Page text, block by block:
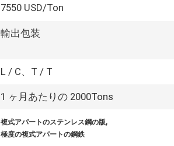
7550 USD/Ton
輸出包装
L / C、T / T
1 ヶ月あたりの 2000Tons
複式アパートのステンレス鋼の版,
極度の複式アパートの鋼鉄